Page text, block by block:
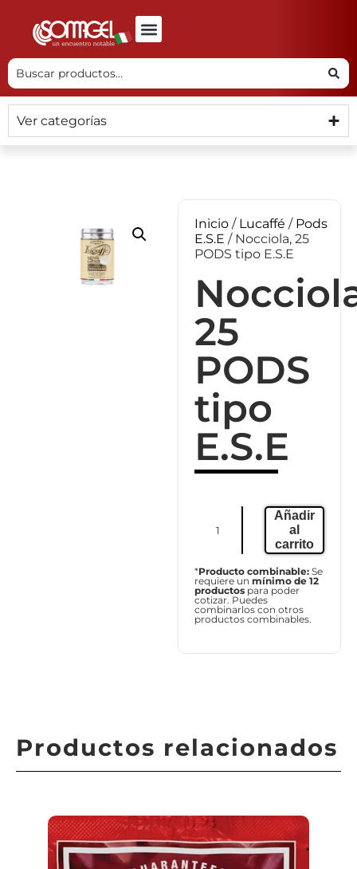
Ver categorías
Inicio / Lucaffé / Pods
E.S.E / Nocciola, 25
PODS tipo E.S.E
25
PODS
tipo
E.S.E
Añadir
al
carrito
*Producto combinable: Se
requiere unmínimo de 12
productos para poder
cotizar. Puedes
combinarlos con otros
productos combinables.
Productos relacionados